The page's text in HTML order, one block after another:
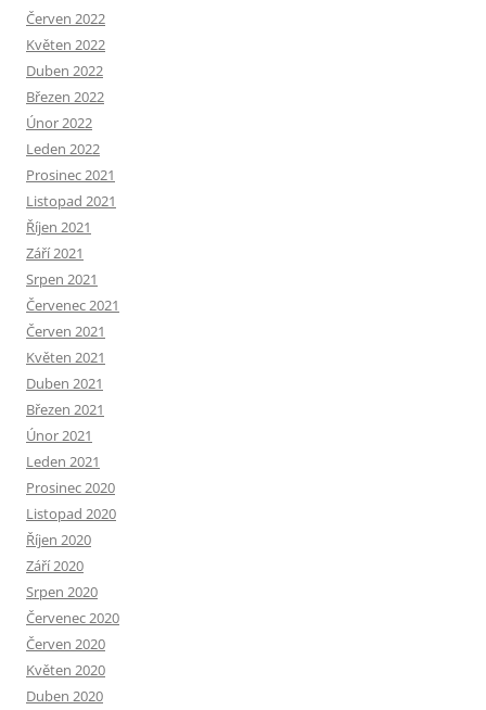
Červen 2022
Květen 2022
Duben 2022
Březen 2022
Únor 2022
Leden 2022
Prosinec 2021
Listopad 2021
Říjen 2021
Září 2021
Srpen 2021
Červenec 2021
Červen 2021
Květen 2021
Duben 2021
Březen 2021
Únor 2021
Leden 2021
Prosinec 2020
Listopad 2020
Říjen 2020
Září 2020
Srpen 2020
Červenec 2020
Červen 2020
Květen 2020
Duben 2020